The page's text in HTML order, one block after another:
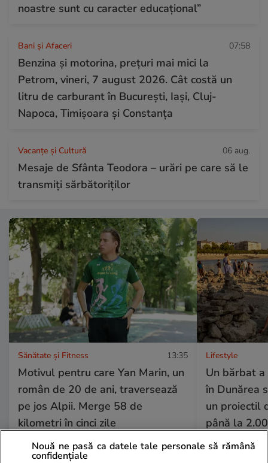
noastre sunt cu caracter educațional”
Bani și Afaceri 07:58
Benzina și motorina, prețuri mai mici la
Petrom, vineri, 7 august 2026. Cât costă un
litru de carburant în București, Iași, Cluj-
Napoca, Timișoara și Constanța
Vacanțe și Cultură 06 aug.
Mesaje de Sfânta Teodora – urări pe care să le
transmiți sărbătoriților
Sănătate și Fitness 13:35
Motivul pentru care Yan Marin, un
român de 20 de ani, traversează
pe jos Alpii. Merge 58 de
kilometri în cinci zile
Lifestyle
Un bărbat
în Dunărea
un proiectil
până la
Nouă ne pasă ca datele tale personale să rămână
confidențiale